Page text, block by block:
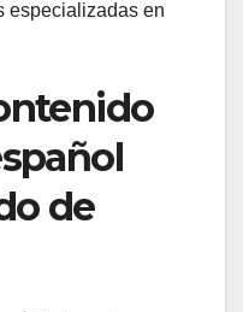
especializadas en
de